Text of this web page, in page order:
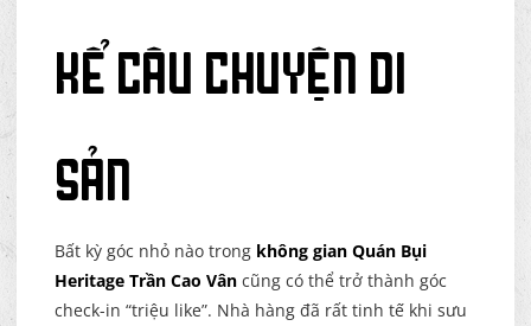
kể câu chuyện di
sản
Bất kỳ góc nhỏ nào trong không gian Quán Bụi
Heritage Trần Cao Vân cũng có thể trở thành góc
check-in “triệu like”. Nhà hàng đã rất tinh tế khi sưu